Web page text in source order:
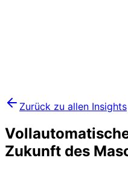
Zurück zu allen Insights
Zukunft des